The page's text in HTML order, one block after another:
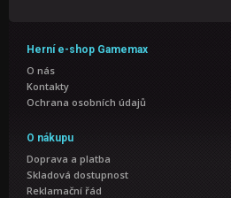
Herní e-shop Gamemax
O nás
Kontakty
Ochrana osobních údajů
O nákupu
Doprava a platba
Skladová dostupnost
Reklamační řád